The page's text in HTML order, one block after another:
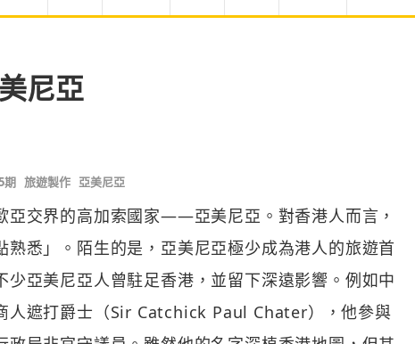
尼亞
期 旅遊製作 亞美尼亞
亞交界的高加索國家——亞美尼亞。對香港人而言，
悉」。陌生的是，亞美尼亞極少成為港人的旅遊首
亞美尼亞人曾駐足香港，並留下深遠影響。例如中
人遮打爵士（Sir Catchick Paul Chater），他參與